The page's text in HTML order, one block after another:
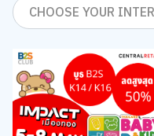
CHOOSE YOUR